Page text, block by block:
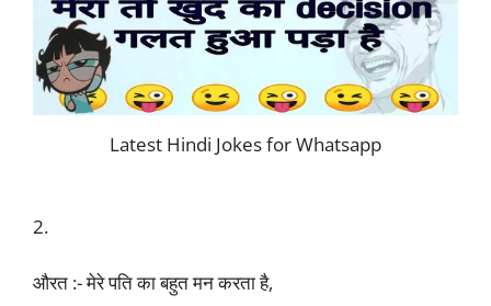
Latest Hindi Jokes for Whatsapp
2.
औरत :- मेरे पति का बहुत मन करता है,